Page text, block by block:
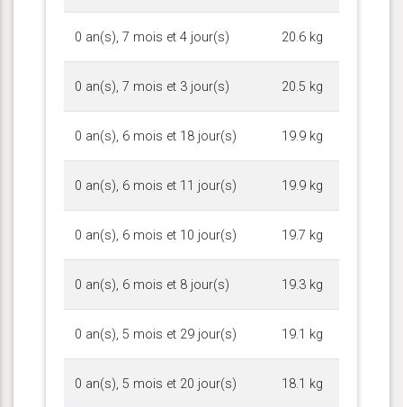
0 an(s), 7 mois et 4 jour(s) 20.6 kg
0 an(s), 7 mois et 3 jour(s) 20.5 kg
0 an(s), 6 mois et 18 jour(s) 19.9 kg
0 an(s), 6 mois et 11 jour(s) 19.9 kg
0 an(s), 6 mois et 10 jour(s) 19.7 kg
0 an(s), 6 mois et 8 jour(s) 19.3 kg
0 an(s), 5 mois et 29 jour(s) 19.1 kg
0 an(s), 5 mois et 20 jour(s) 18.1 kg